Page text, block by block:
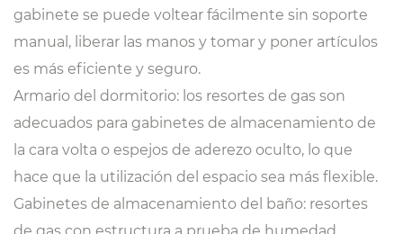
gabinete se puede voltear fácilmente sin soporte
manual, liberar las manos y tomar y poner artículos
es más eficiente y seguro.
Armario del dormitorio: los resortes de gas son
adecuados para gabinetes de almacenamiento de
la cara volta o espejos de aderezo oculto, lo que
hace que la utilización del espacio sea más flexible.
Gabinetes de almacenamiento del baño: resortes